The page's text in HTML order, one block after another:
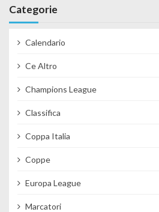
Categorie
Calendario
Ce Altro
Champions League
Classifica
Coppa Italia
Coppe
Europa League
Marcatori